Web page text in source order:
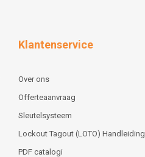
Klantenservice
Over ons
Offerteaanvraag
Sleutelsysteem
Lockout Tagout (LOTO) Handleiding
PDF catalogi